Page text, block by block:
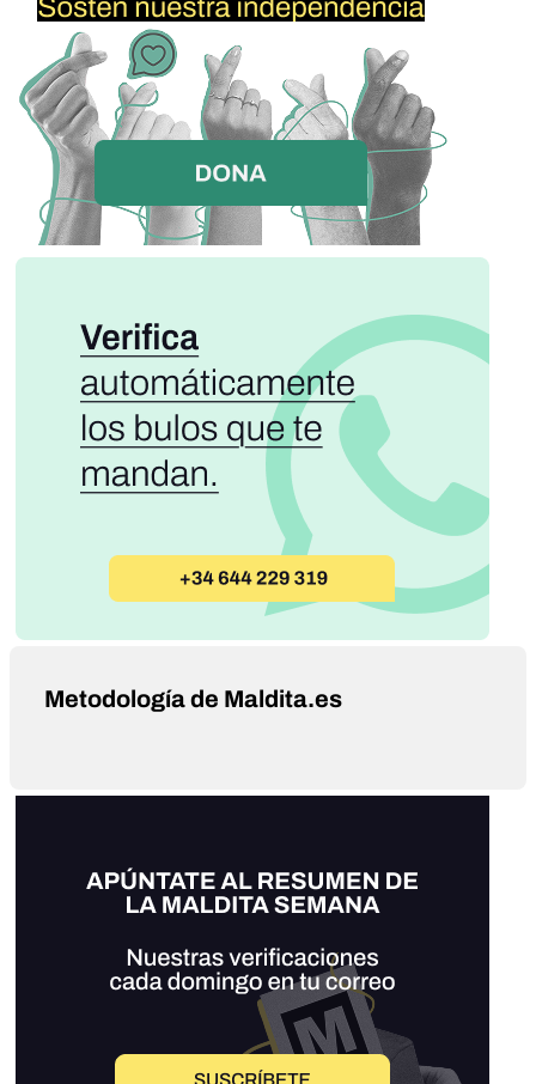
Metodología de Maldita.es